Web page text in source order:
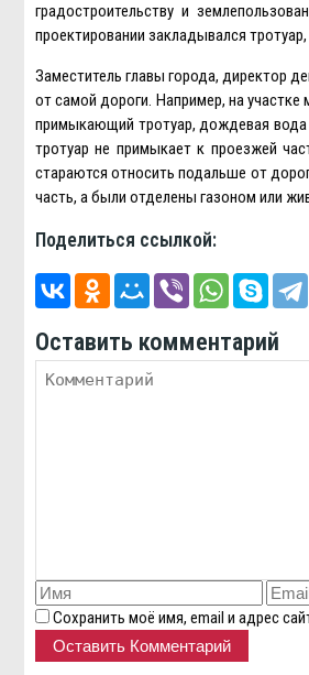
градостроительству и
проектировании закладывался
Заместитель главы города, директор
от самой дороги. Например, на
примыкающий тротуар, дождевая вода
тротуар не примыкает к проезжей
стараются относить подальше от
часть, а были отделены газоном или
Поделиться ссылкой:
Оставить комментарий
Сохранить моё имя, email и адрес